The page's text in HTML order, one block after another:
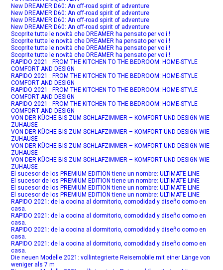
New DREAMER D60: An off-road spirit of adventure
New DREAMER D60: An off-road spirit of adventure
New DREAMER D60: An off-road spirit of adventure
New DREAMER D60: An off-road spirit of adventure
Scoprite tutte le novità che DREAMER ha pensato per vo i !
Scoprite tutte le novità che DREAMER ha pensato per vo i !
Scoprite tutte le novità che DREAMER ha pensato per vo i !
Scoprite tutte le novità che DREAMER ha pensato per vo i !
RAPIDO 2021 : FROM THE KITCHEN TO THE BEDROOM: HOME-STYLE
COMFORT AND DESIGN
RAPIDO 2021 : FROM THE KITCHEN TO THE BEDROOM: HOME-STYLE
COMFORT AND DESIGN
RAPIDO 2021 : FROM THE KITCHEN TO THE BEDROOM: HOME-STYLE
COMFORT AND DESIGN
RAPIDO 2021 : FROM THE KITCHEN TO THE BEDROOM: HOME-STYLE
COMFORT AND DESIGN
VON DER KÜCHE BIS ZUM SCHLAFZIMMER – KOMFORT UND DESIGN WIE
ZUHAUSE
VON DER KÜCHE BIS ZUM SCHLAFZIMMER – KOMFORT UND DESIGN WIE
ZUHAUSE
VON DER KÜCHE BIS ZUM SCHLAFZIMMER – KOMFORT UND DESIGN WIE
ZUHAUSE
VON DER KÜCHE BIS ZUM SCHLAFZIMMER – KOMFORT UND DESIGN WIE
ZUHAUSE
El sucesor de los PREMIUM EDITION tiene un nombre: ULTIMATE LINE
El sucesor de los PREMIUM EDITION tiene un nombre: ULTIMATE LINE
El sucesor de los PREMIUM EDITION tiene un nombre: ULTIMATE LINE
El sucesor de los PREMIUM EDITION tiene un nombre: ULTIMATE LINE
RAPIDO 2021: de la cocina al dormitorio, comodidad y diseño como en
casa.
RAPIDO 2021: de la cocina al dormitorio, comodidad y diseño como en
casa.
RAPIDO 2021: de la cocina al dormitorio, comodidad y diseño como en
casa.
RAPIDO 2021: de la cocina al dormitorio, comodidad y diseño como en
casa.
Die neuen Modelle 2021: vollintegrierte Reisemobile mit einer Länge von
weniger als 7 m